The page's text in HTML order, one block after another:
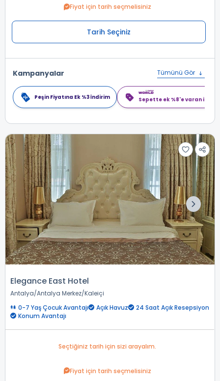
Fiyat için tarih seçmelisiniz
Tarih Seçiniz
Kampanyalar Tümünü Gör
Peşin Fiyatına Ek %3 İndirim Sepette ek %8'e varan
Elegance East Hotel
Antalya Antalya Merkez Kaleiçi
0-7 Yaş Çocuk Avantajı
Açık Havuz
24 Saat Açık Resepsiyon
Konum Avantajı
Seçtiğiniz tarih için sizi arayalım.
Fiyat için tarih seçmelisiniz